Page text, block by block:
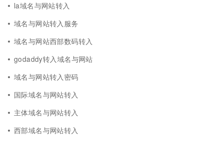
la域名与网站转入
域名与网站转入服务
域名与网站西部数码转入
godaddy转入域名与网站
域名与网站转入密码
国际域名与网站转入
主体域名与网站转入
西部域名与网站转入